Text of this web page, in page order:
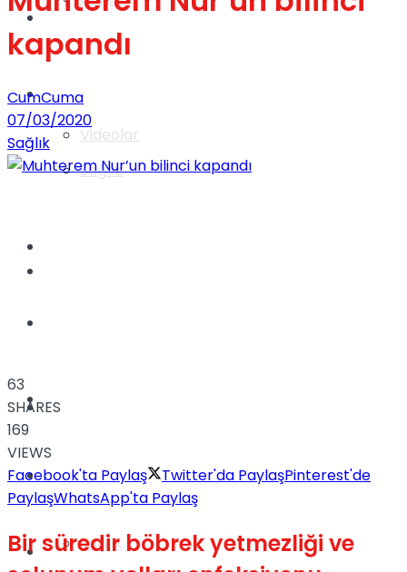
Videolar
Yaşam
Sağlık
Gündem
Yaşam
Sağlık
Dünya
Türkiye
Müzik
kapandı
CumCuma
07/03/2020
Sağlık
63
SHARES
169
VIEWS
Facebook'ta Paylaş
Twitter'da PaylaşPinterest'de
PaylaşWhatsApp'ta Paylaş
Bir süredir böbrek yetmezliği ve